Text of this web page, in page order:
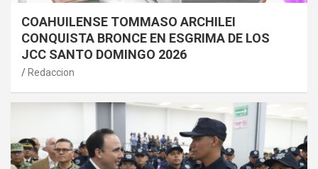
COAHUILENSE TOMMASO ARCHILEI
CONQUISTA BRONCE EN ESGRIMA DE LOS
JCC SANTO DOMINGO 2026
Redaccion